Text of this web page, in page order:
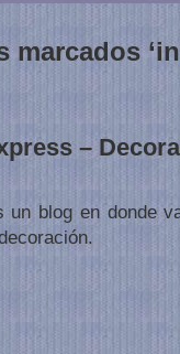
marcados
–
un blog en donde